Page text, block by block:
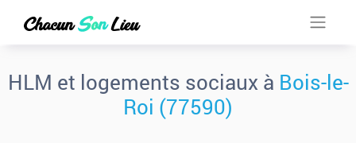
HLM et logements sociaux à Bois-le-
Roi (77590)